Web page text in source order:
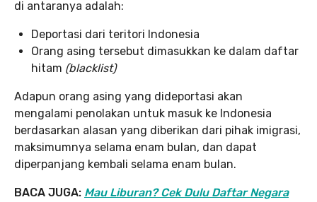
di antaranya adalah:
Deportasi dari teritori Indonesia
Orang asing tersebut dimasukkan ke dalam daftar
hitam (blacklist)
Adapun orang asing yang dideportasi akan
mengalami penolakan untuk masuk ke Indonesia
berdasarkan alasan yang diberikan dari pihak imigrasi,
maksimumnya selama enam bulan, dan dapat
diperpanjang kembali selama enam bulan.
BACA JUGA: Mau Liburan? Cek Dulu Daftar Negara